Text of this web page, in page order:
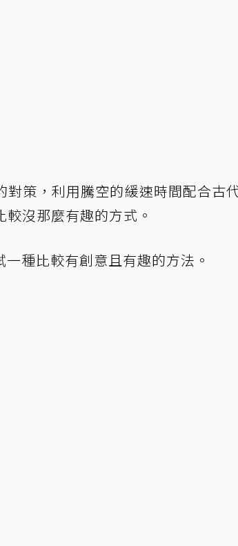
策，利用騰空的緩速時間配合古
沒那麼有趣的方式。
種比較有創意且有趣的方法。